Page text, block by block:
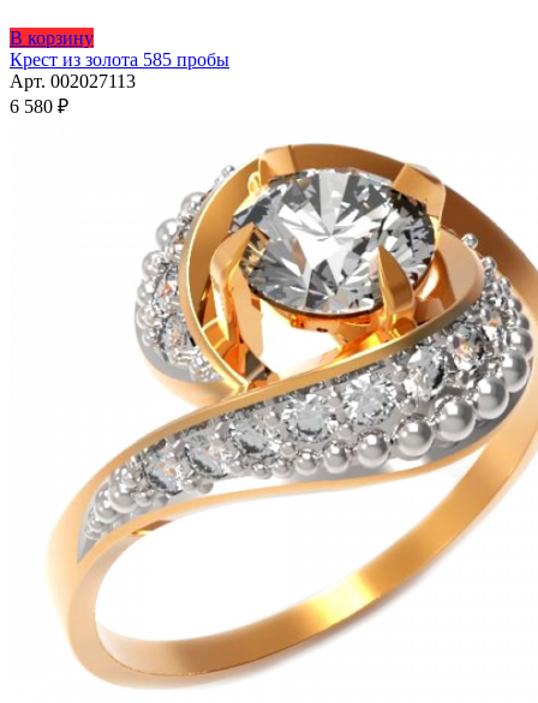
В корзину
Крест из золота 585 пробы
Арт. 002027113
6 580 ₽